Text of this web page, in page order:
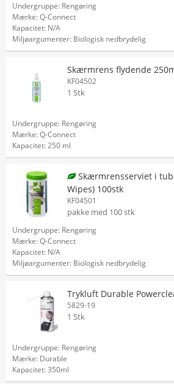
Undergruppe: Rengøring
Mærke: Q-Connect
Kapacitet: N/A
Miljøargumenter: Biologisk nedbrydelig
Skærmrens flydende
KF04502
1 Stk
Undergruppe: Rengøring
Mærke: Q-Connect
Kapacitet: 250 ml
Skærmrensserviet i
Wipes) 100stk
KF04501
pakke med 100 stk
Undergruppe: Rengøring
Mærke: Q-Connect
Kapacitet: N/A
Miljøargumenter: Biologisk nedbrydelig
Trykluft Durable
5829-19
1 Stk
Undergruppe: Rengøring
Mærke: Durable
Kapacitet: 350ml